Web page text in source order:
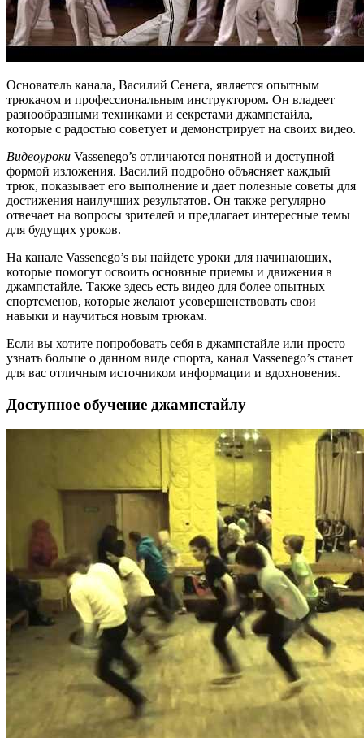
Основатель канала, Василий Сенега, является опытным
трюкачом и профессиональным инструктором. Он владеет
разнообразными техниками и секретами джампстайла,
которые с радостью советует и демонстрирует на своих видео.
Видеоуроки Vassenego’s отличаются понятной и доступной
формой изложения. Василий подробно объясняет каждый
трюк, показывает его выполнение и дает полезные советы для
достижения наилучших результатов. Он также регулярно
отвечает на вопросы зрителей и предлагает интересные темы
для будущих уроков.
На канале Vassenego’s вы найдете уроки для начинающих,
которые помогут освоить основные приемы и движения в
джампстайле. Также здесь есть видео для более опытных
спортсменов, которые желают усовершенствовать свои
навыки и научиться новым трюкам.
Если вы хотите попробовать себя в джампстайле или просто
узнать больше о данном виде спорта, канал Vassenego’s станет
для вас отличным источником информации и вдохновения.
Доступное обучение джампстайлу